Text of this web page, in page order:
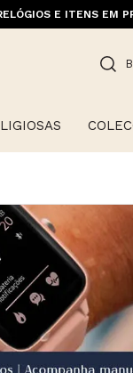
E ITENS EM